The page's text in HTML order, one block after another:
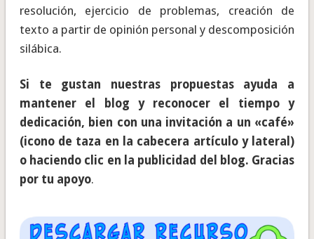
resolución, ejercicio de problemas, creación de
texto a partir de opinión personal y descomposición
silábica.
Si te gustan nuestras propuestas ayuda a
mantener el blog y reconocer el tiempo y
dedicación, bien con una invitación a un «café»
(icono de taza en la cabecera artículo y lateral)
o haciendo clic en la publicidad del blog. Gracias
por tu apoyo.